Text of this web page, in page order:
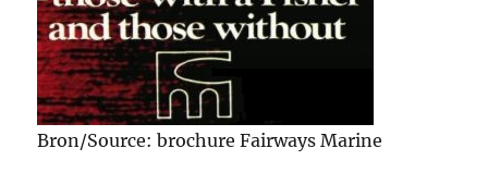
Bron/Source: brochure Fairways Marine